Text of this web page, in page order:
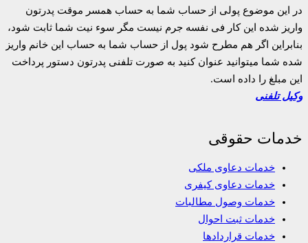
در این موضوع پولی از حساب شما به حساب همسر موقت پدرتون
واریز شده این کار فی نفسه جرم نیست مگر سوء نیت شما ثابت شود،
بنابراین اگر هم مطرح شود پول از حساب شما به حساب این خانم واریز
شده شما میتوانید عنوان کنید به صورت تلفنی پدرتون دستور پرداخت
این مبلغ را داده است.
وکیل تلفنی
خدمات حقوقی
خدمات دعاوی ملکی
خدمات دعاوی کیفری
خدمات وصول مطالبات
خدمات ثبت احوال
خدمات قراردادها